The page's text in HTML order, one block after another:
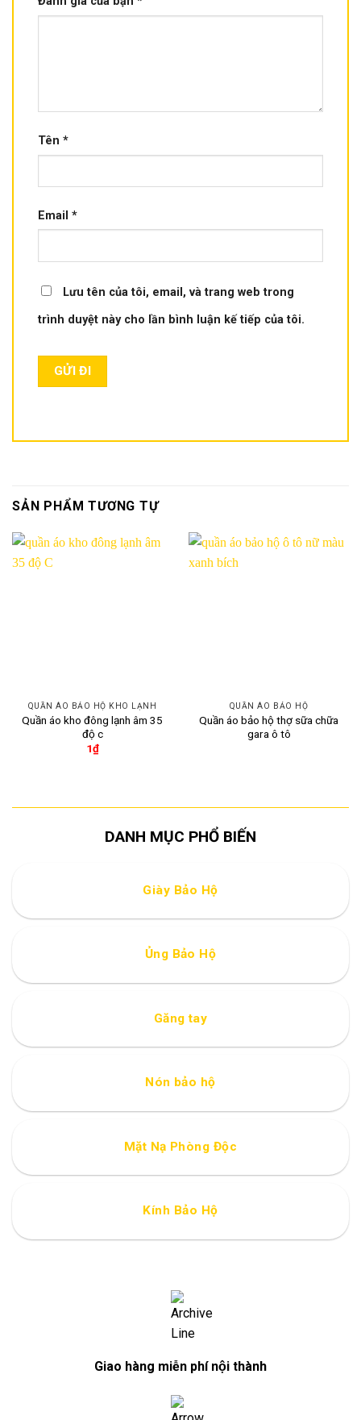
Tên *
Email *
Lưu tên của tôi, email, và trang web trong
trình duyệt này cho lần bình luận kế tiếp của tôi.
SẢN PHẨM TƯƠNG TỰ
QUẦN ÁO BẢO HỘ KHO LẠNH
Quần áo kho đông lạnh âm 35
độ c
1₫
QUẦN ÁO BẢO HỘ
Quần áo bảo hộ thợ sữa chữa
gara ô tô
DANH MỤC PHỔ BIẾN
Giày Bảo Hộ
Ủng Bảo Hộ
Găng tay
Nón bảo hộ
Mặt Nạ Phòng Độc
Kính Bảo Hộ
Giao hàng miễn phí nội thành